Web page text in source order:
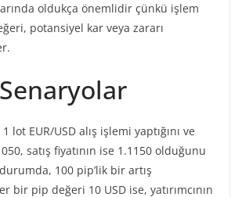
oldukça önemlidir çünkü işlem
potansiyel kar veya zararı
1 lot EUR/USD alış işlemi yaptığını ve
satış fiyatının ise 1.1150 olduğunu
100 pip’lik bir artış
bir pip değeri 10 USD ise, yatırımcının